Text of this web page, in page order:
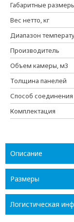
Габаритные
Вес нетто, кг
Диапазон
Производитель
Объем камеры, м3
Толщина панелей
Способ соединения
Комплектация
Описание
Размеры
Логистическая